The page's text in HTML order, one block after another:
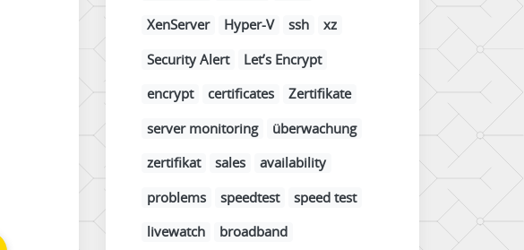
XenServer
Hyper-V ssh
xz
Security Alert
Let’s Encrypt
encrypt
certificates
Zertifikate
server monitoring
überwachung
zertifikat
sales
availability
problems
speedtest
speed test
livewatch
broadband